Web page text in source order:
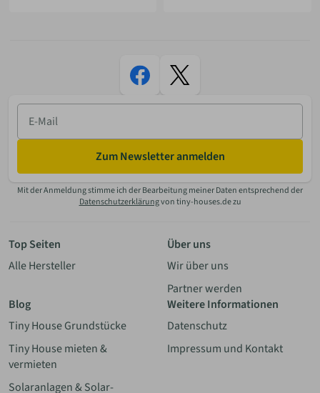
E-
Mail
Zum Newsletter anmelden
Mit der Anmeldung stimme ich der Bearbeitung meiner Daten entsprechend der
Datenschutzerklärungvon tiny-houses.de zu
Top Seiten
Alle Hersteller
Über uns
Wir über uns
Partner werden
Blog
Tiny House Grundstücke
Tiny House mieten &
vermieten
Solaranlagen & Solar-
Weitere Informationen
Datenschutz
Impressum und Kontakt